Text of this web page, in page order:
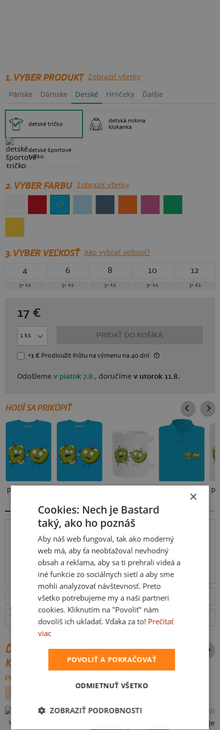
1. VYBER PRODUKT Zobraziť všetky
Pánske Dámske Detské Hrnčeky Ďalšie
detské tričko
detské športové
tričko
detská mikina
klokanka
2. VYBER FARBU Zobraziť všetky
3.VYBER VEĽKOSŤ Ako vybrať veľkosť?
4
3+ ks
6
3+ ks
8
3+ ks
10
3+ ks
12
3+ ks
17 €
PRIDAŤ DO KOŠÍKA
+1 € Prodloužit lhůtuna výmenu na 40 dní
Odošlemev piatok 7.8., doručímev utorok 11.8.
HODÍ SA PRIKÚPIŤ
449 €
Tričko má pohodlný voľný strih pre chlapcov aj
dievčatá.
Ušité je zo100% bavlnys úpravou proti zrážaniu so
strednou gramážou látky (150 g/m²).
Informácie o produkte
Odošlemev piatok 7.8.,doručíme v utorok 11.8.
Tabuľka veľkostí: Akú vybrať? rozmery
ĎALŠIE POTLAČE Z ROVNAKEJ
KATEGÓRIE
PREHĽADÁVAŤ VŠETKO:
SEX
Vlastná potlač To je moje
×
Cookies: Nech je Bastard
taký, ako ho poznáš
Aby náš web fungoval, tak ako moderný
web má, aby ťa neobťažoval nevhodný
obsah a reklama, aby sa ti prehrali videá a
iné funkcie zo sociálnych sietí a aby sme
mohli analyzovať návštevnosť. Preto
všetko potrebujeme my a naši partneri
cookies. Kliknutím na "Povoliť" nám
dovolíš ich ukladať. Vďaka za to! Prečítať
viac
POVOLIŤ A POKRAČOVAŤ
ODMIETNUŤ VŠETKO
ZOBRAZIŤ PODROBNOSTI